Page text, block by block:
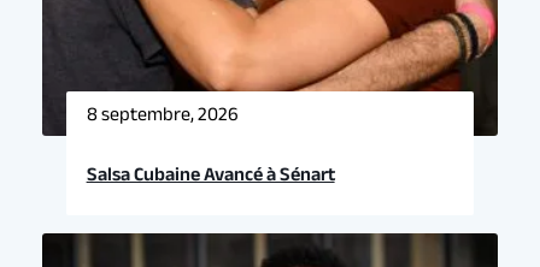
8 septembre, 2026
Salsa Cubaine Avancé à Sénart